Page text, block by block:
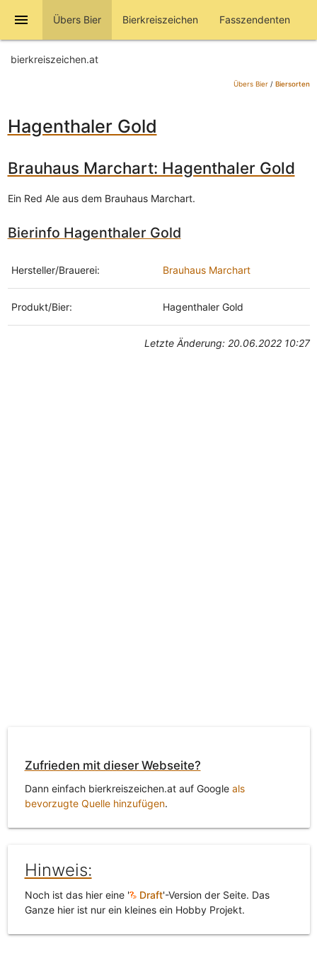
menu Übers Bier Bierkreiszeichen Fasszendenten
bierkreiszeichen.at
Übers Bier/ Biersorten
Hagenthaler Gold
Brauhaus Marchart: Hagenthaler Gold
Ein Red Ale aus dem Brauhaus Marchart.
Bierinfo Hagenthaler Gold
Hersteller/Brauerei: Brauhaus Marchart
Produkt/Bier: Hagenthaler Gold
Letzte Änderung: 20.06.2022 10:27
Zufrieden mit dieser Webseite?
Dann einfach bierkreiszeichen.at auf Google als
bevorzugte Quelle hinzufügen.
Hinweis:
Noch ist das hier eine ' Draft'-Version der Seite. Das
Ganze hier ist nur ein kleines ein Hobby Projekt.